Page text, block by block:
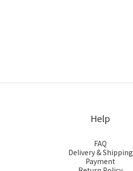
Help
FAQ
Delivery & Shipping
Payment